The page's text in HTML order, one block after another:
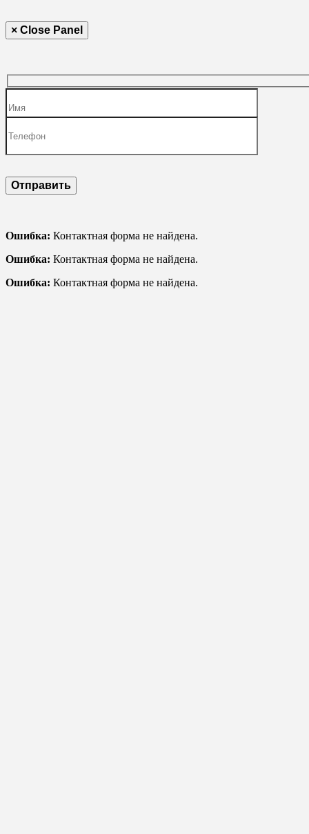
× Close Panel
Ошибка: Контактная форма не найдена.
Ошибка: Контактная форма не найдена.
Ошибка: Контактная форма не найдена.